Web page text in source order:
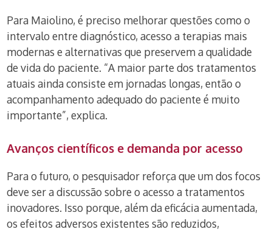
Para Maiolino, é preciso melhorar questões como o
intervalo entre diagnóstico, acesso a terapias mais
modernas e alternativas que preservem a qualidade
de vida do paciente. “A maior parte dos tratamentos
atuais ainda consiste em jornadas longas, então o
acompanhamento adequado do paciente é muito
importante”, explica.
Avanços científicos e demanda por acesso
Para o futuro, o pesquisador reforça que um dos focos
deve ser a discussão sobre o acesso a tratamentos
inovadores. Isso porque, além da eficácia aumentada,
os efeitos adversos existentes são reduzidos,